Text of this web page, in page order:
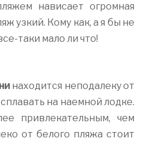
нависает огромная
узкий. Кому как, а я бы не
таки мало ли что!
находится неподалеку от
на наемной лодке.
привлекательным, чем
от белого пляжа стоит